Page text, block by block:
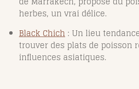
herbes, un vrai délice.
Black Chich : Un lieu
trouver des plats de poisson
influences asiatiques.